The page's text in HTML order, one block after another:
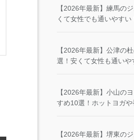
【2026年最新】練馬の
くて女性でも通いやすい
【2026年最新】公津の
選！安くて女性も通いや
【2026年最新】小山の
すめ10選！ホットヨガや
【2026年最新】堺東の